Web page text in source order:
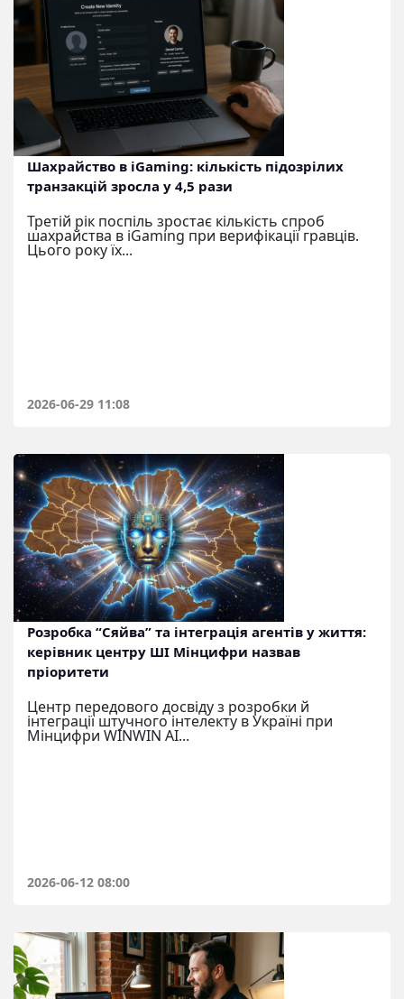
Шахрайство в iGaming: кількість підозрілих
транзакцій зросла у 4,5 рази
Третій рік поспіль зростає кількість спроб
шахрайства в iGaming при верифікації гравців.
Цього року їх...
2026-06-29 11:08
Розробка “Сяйва” та інтеграція агентів у життя:
керівник центру ШІ Мінцифри назвав
пріоритети
Центр передового досвіду з розробки й
інтеграції штучного інтелекту в Україні при
Мінцифри WINWIN AI...
2026-06-12 08:00